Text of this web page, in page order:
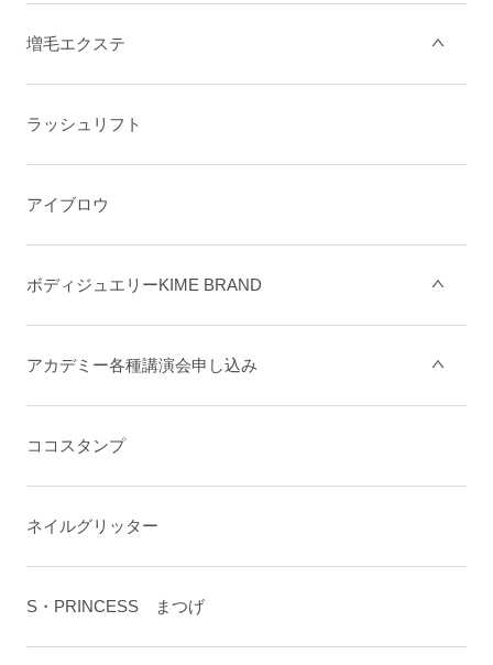
増毛エクステ
ラッシュリフト
アイブロウ
ボディジュエリーKIME BRAND
アカデミー各種講演会申し込み
ココスタンプ
ネイルグリッター
S・PRINCESS まつげ